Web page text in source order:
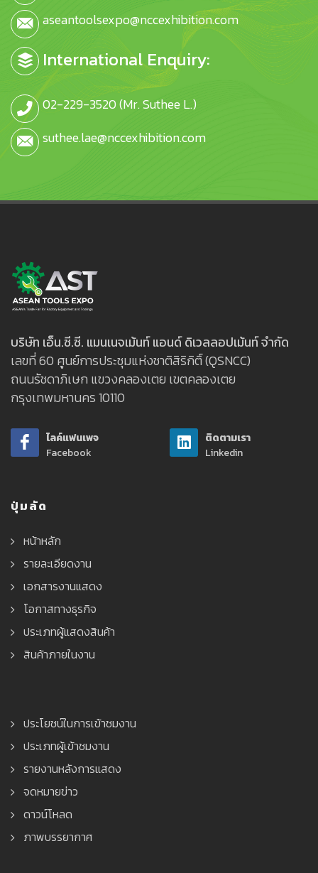
aseantoolsexpo@nccexhibition.com
International Enquiry:
02-229-3520 (Mr. Suthee L.)
suthee.lae@nccexhibition.com
บริษัท เอ็น.ซี.ซี. แมนเนจเม้นท์ แอนด์ ดิเวลลอปเม้นท์ จำกัด
เลขที่ 60 ศูนย์การประชุมแห่งชาติสิริกิติ์ (QSNCC)
ถนนรัชดาภิเษก แขวงคลองเตย เขตคลองเตย
กรุงเทพมหานคร 10110
ไลค์แฟนเพจ
Facebook
ติดตามเรา
Linkedin
ปุ่มลัด
หน้าหลัก
รายละเอียดงาน
เอกสารงานแสดง
โอกาสทางธุรกิจ
ประเภทผู้แสดงสินค้า
สินค้าภายในงาน
ประโยชน์ในการเข้าชมงาน
ประเภทผู้เข้าชมงาน
รายงานหลังการแสดง
จดหมายข่าว
ดาวน์โหลด
ภาพบรรยากาศ